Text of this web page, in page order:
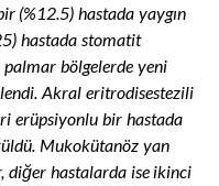
(%12.5) hastada yaygın
hastada stomatit
palmar bölgelerde yeni
Akral eritrodisestezili
erüpsiyonlu bir hastada
Mukokütanöz yan
diğer hastalarda ise ikinci